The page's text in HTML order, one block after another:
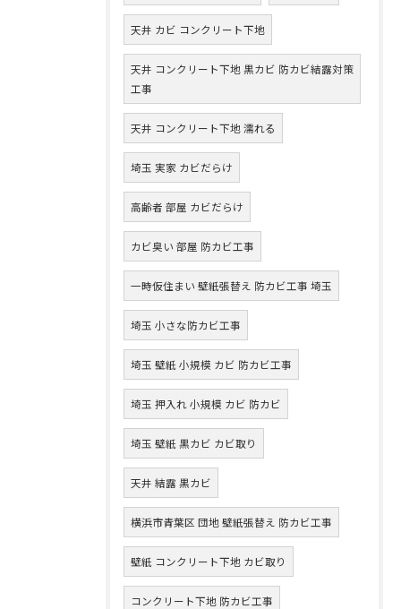
天井 カビ コンクリート下地
天井 コンクリート下地 黒カビ 防カビ結露対策
工事
天井 コンクリート下地 濡れる
埼玉 実家 カビだらけ
高齢者 部屋 カビだらけ
カビ臭い 部屋 防カビ工事
一時仮住まい 壁紙張替え 防カビ工事 埼玉
埼玉 小さな防カビ工事
埼玉 壁紙 小規模 カビ 防カビ工事
埼玉 押入れ 小規模 カビ 防カビ
埼玉 壁紙 黒カビ カビ取り
天井 結露 黒カビ
横浜市青葉区 団地 壁紙張替え 防カビ工事
壁紙 コンクリート下地 カビ取り
コンクリート下地 防カビ工事